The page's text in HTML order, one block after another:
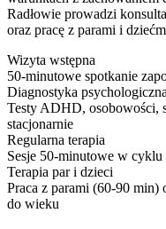
Radłowie prowadzi
oraz pracę z parami i
Wizyta wstępna
50-minutowe spotkanie
Diagnostyka psychologiczna
Testy ADHD, osobowości,
stacjonarnie
Regularna terapia
Sesje 50-minutowe w
Terapia par i dzieci
Praca z parami (60-90 min)
do wieku